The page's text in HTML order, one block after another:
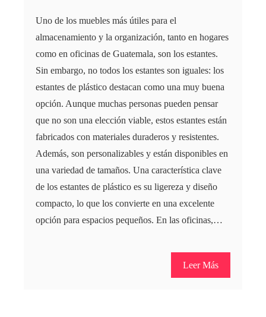
Uno de los muebles más útiles para el
almacenamiento y la organización, tanto en hogares
como en oficinas de Guatemala, son los estantes.
Sin embargo, no todos los estantes son iguales: los
estantes de plástico destacan como una muy buena
opción. Aunque muchas personas pueden pensar
que no son una elección viable, estos estantes están
fabricados con materiales duraderos y resistentes.
Además, son personalizables y están disponibles en
una variedad de tamaños. Una característica clave
de los estantes de plástico es su ligereza y diseño
compacto, lo que los convierte en una excelente
opción para espacios pequeños. En las oficinas,…
Leer Más